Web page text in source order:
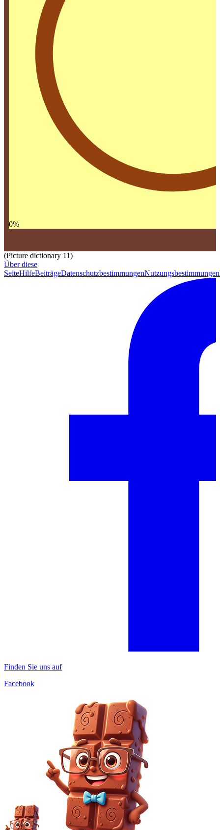
0%
(Picture dictionary 11)
Über diese
SeiteHilfeBeiträgeDatenschutzbestimmungenNutzungsbestimmungen
Finden Sie uns auf
Facebook